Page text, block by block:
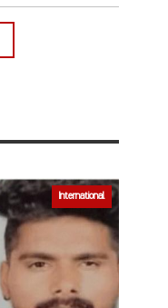
International